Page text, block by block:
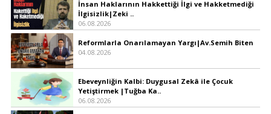
İnsan Haklarının Hakkettiği İlgi ve Hakketmediği
İlgisizlik|Zeki ..
06.08.2026
Reformlarla Onarılamayan Yargı|Av.Semih Biten
04.08.2026
Ebeveynliğin Kalbi: Duygusal Zekâ ile Çocuk
Yetiştirmek |Tuğba Ka..
06.08.2026